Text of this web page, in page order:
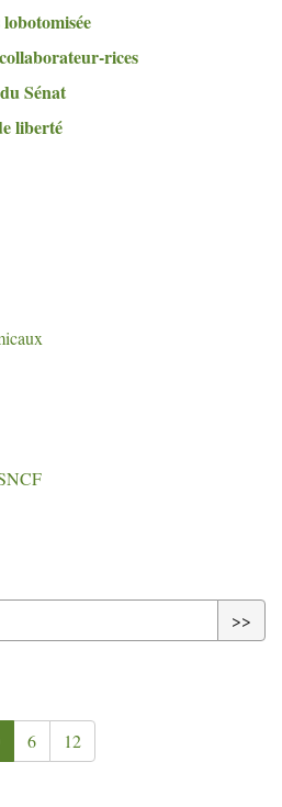
rices
Sénat
liberté
>>
6
12